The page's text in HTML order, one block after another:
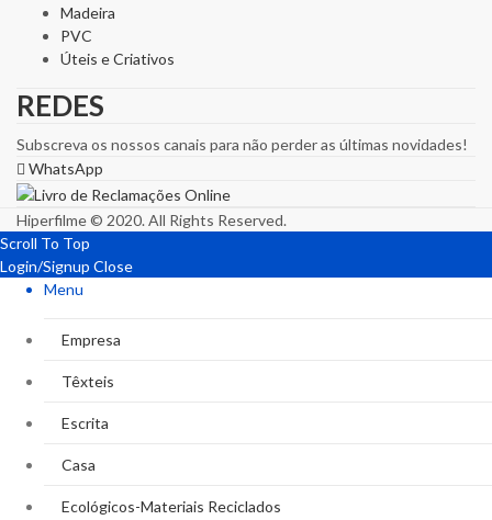
Madeira
PVC
Úteis e Criativos
REDES
Subscreva os nossos canais para não perder as últimas novidades!
WhatsApp
Hiperfilme © 2020. All Rights Reserved.
Scroll To Top
Login/Signup Close
Menu
Empresa
Têxteis
Escrita
Casa
Ecológicos-Materiais Reciclados